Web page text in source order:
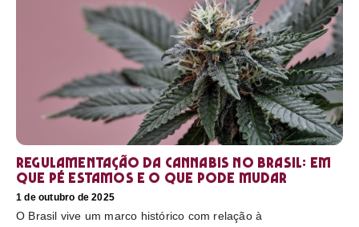
Regulamentação da cannabis no Brasil: em
que pé estamos e o que pode mudar
1 de outubro de 2025
O Brasil vive um marco histórico com relação à